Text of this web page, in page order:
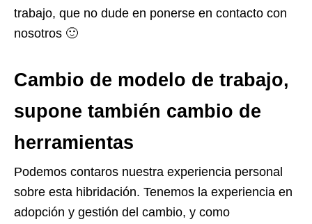
trabajo, que no dude en ponerse en contacto con
nosotros 🙂
Cambio de modelo de trabajo,
supone también cambio de
herramientas
Podemos contaros nuestra experiencia personal
sobre esta hibridación. Tenemos la experiencia en
adopción y gestión del cambio, y como